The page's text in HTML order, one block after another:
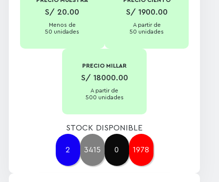
S/ 20.00
Menos de
50 unidades
S/ 1900.00
A partir de
50 unidades
PRECIO MILLAR
S/ 18000.00
A partir de
500 unidades
STOCK DISPONIBLE
2 3415 0 1978